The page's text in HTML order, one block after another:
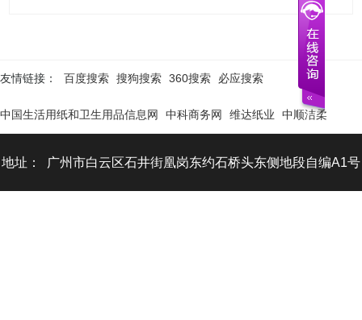
友情链接： 百度搜索 搜狗搜索 360搜索 必应搜索
中国生活用纸和卫生用品信息网 中科商务网 维达纸业 中顺洁柔
地址： 广州市白云区石井街凰岗东约石桥头东侧地段自编A1号